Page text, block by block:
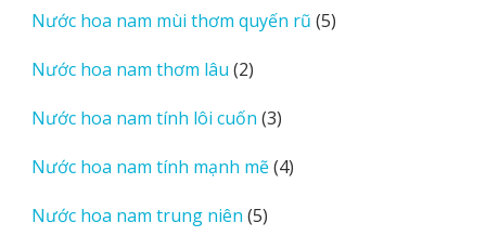
phẩm
Nước hoa nam mùi thơm quyến rũ 55
Nước hoa nam thơm lâu 22
phẩm
Nước hoa nam tính lôi cuốn 33
phẩm
Nước hoa nam tính mạnh mẽ 44
Nước hoa nam trung niên 55